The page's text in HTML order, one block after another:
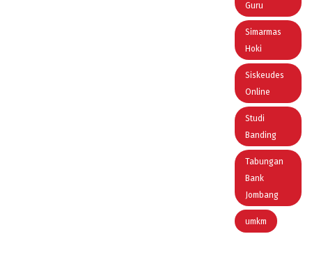
Guru
Simarmas
Hoki
Siskeudes
Online
Studi
Banding
Tabungan
Bank
Jombang
umkm